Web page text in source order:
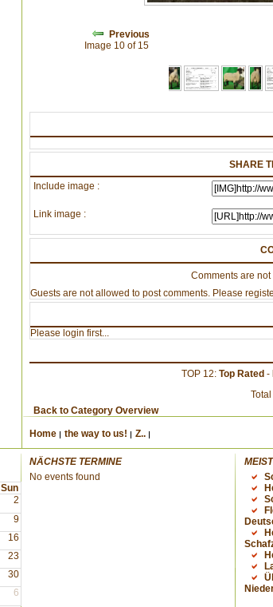
Previous
Image 10 of 15
SHARE
Include image :
Link image :
Comments are
Guests are not allowed to post comments. Please
Please login first...
TOP 12: Top Rated-
Back to Category Overview
Home the way to us! Z..
Sun
2
9
16
23
30
6
NÄCHSTE TERMINE
No events found